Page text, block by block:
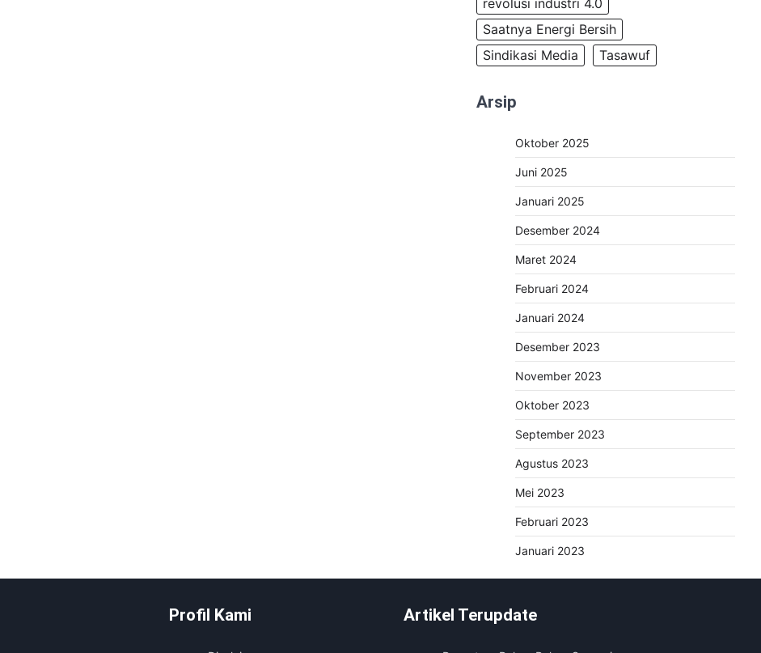
revolusi industri 4.0
Saatnya Energi Bersih
Sindikasi Media
Tasawuf
Arsip
Oktober 2025
Juni 2025
Januari 2025
Desember 2024
Maret 2024
Februari 2024
Januari 2024
Desember 2023
November 2023
Oktober 2023
September 2023
Agustus 2023
Mei 2023
Februari 2023
Januari 2023
Profil Kami Artikel Terupdate